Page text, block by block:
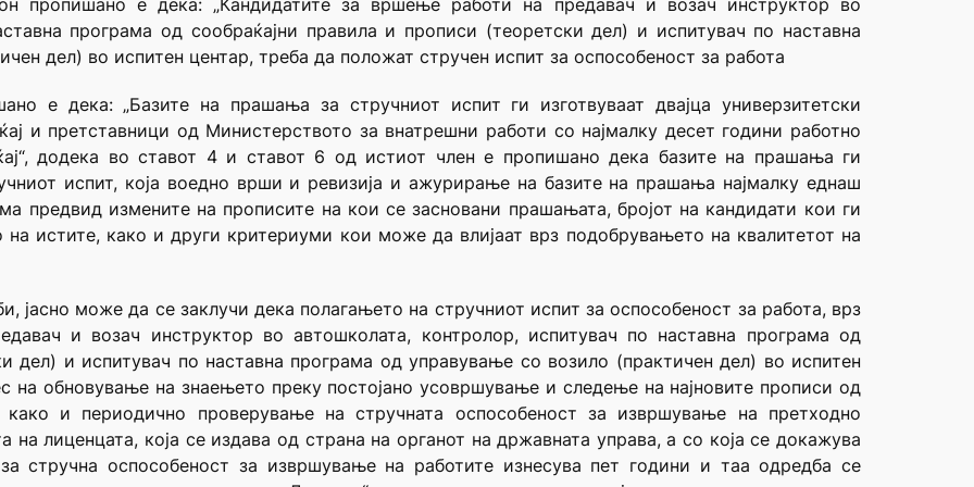
пропишано е дека: „Кандидатите за вршење работи на предавач и возач инструктор во
програма од сообраќајни правила и прописи (теоретски дел) и испитувач по наставна
дел) во испитен центар, треба да положат стручен испит за оспособеност за работа
е дека: „Базите на прашања за стручниот испит ги изготвуваат двајца универзитетски
и претставници од Министерството за внатрешни работи со најмалку десет години работно
додека во ставот 4 и ставот 6 од истиот член е пропишано дека базите на прашања ги
испит, која воедно врши и ревизија и ажурирање на базите на прашања најмалку еднаш
предвид измените на прописите на кои се засновани прашањата, бројот на кандидати кои ги
истите, како и други критериуми кои може да влијаат врз подобрувањето на квалитетот на
јасно може да се заклучи дека полагањето на стручниот испит за оспособеност за работа, врз
и возач инструктор во автошколата, контролор, испитувач по наставна програма од
дел) и испитувач по наставна програма од управување со возило (практичен дел) во испитен
на обновување на знаењето преку постојано усовршување и следење на најновите прописи од
како и периодично проверување на стручната оспособеност за извршување на претходно
лиценцата, која се издава од страна на органот на државната управа, a со која се докажува
стручна оспособеност за извршување на работите изнесува пет години и таа одредба се